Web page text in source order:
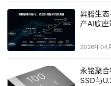
昇腾生
产AI底
2026年04
永铭聚
SSD与